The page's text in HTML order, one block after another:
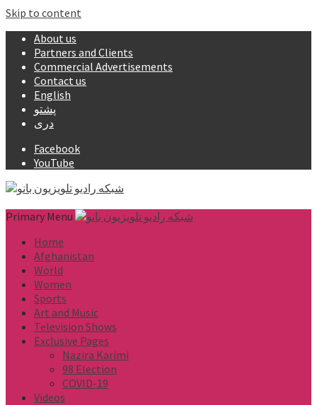
Skip to content
About us
Partners and Clients
Commercial Advertisements
Contact us
English
پشتو
دری
Facebook
YouTube
Primary Menu
Home
Afghanistan
World
Women
Sports
Art and Music
Television Shows
Exclusive Pages
Nazira Karimi
98 Election
COVID-19
Videos